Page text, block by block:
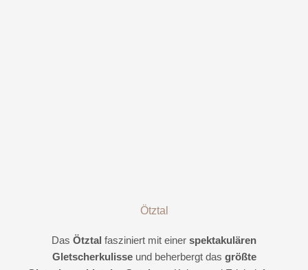
Ötztal
Das Ötztal fasziniert mit einer spektakulären
Gletscherkulisseund beherbergt das größte